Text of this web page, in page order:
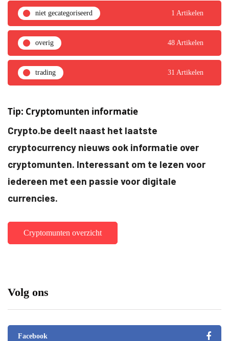
niet gecategoriseerd 1 Artikelen
overig 48 Artikelen
trading 31 Artikelen
Tip: Cryptomunten informatie
Crypto.be deelt naast het laatste
cryptocurrency nieuws ook informatie over
cryptomunten. Interessant om te lezen voor
iedereen met een passie voor digitale
currencies.
Cryptomunten overzicht
Volg ons
Facebook